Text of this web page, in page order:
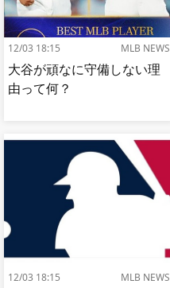
12/03 18:15 MLB NEWS
大谷が頑なに守備しない理
由って何？
12/03 18:15 MLB NEWS